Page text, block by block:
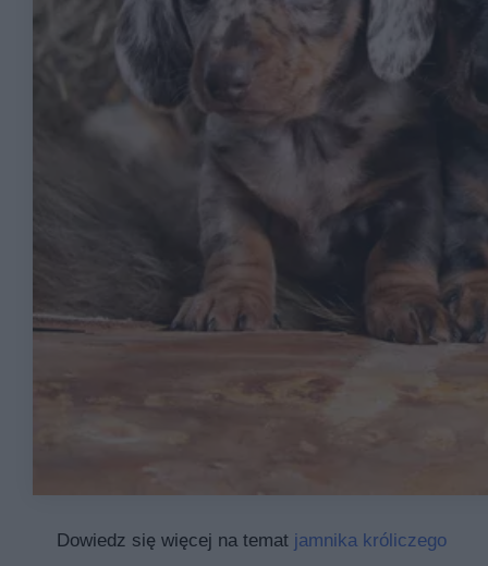
Dowiedz się więcej na temat jamnika króliczego